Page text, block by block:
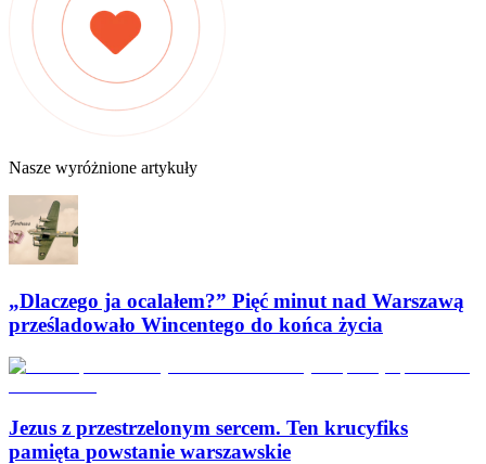
Nasze wyróżnione artykuły
„Dlaczego ja ocalałem?” Pięć minut nad Warszawą
prześladowało Wincentego do końca życia
Jezus z przestrzelonym sercem. Ten krucyfiks
pamięta powstanie warszawskie